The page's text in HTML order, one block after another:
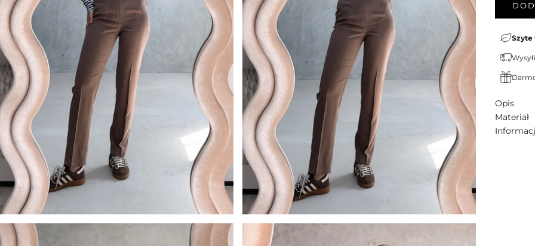
Szyte
Opis
Materiał